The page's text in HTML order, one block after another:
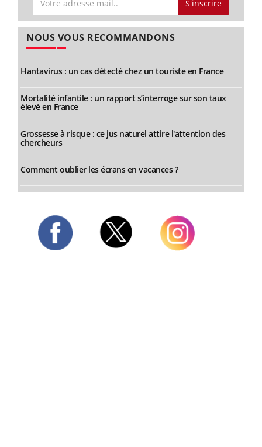
S'inscrire
NOUS VOUS RECOMMANDONS
Hantavirus : un cas détecté chez un touriste en France
Mortalité infantile : un rapport s’interroge sur son taux
élevé en France
Grossesse à risque : ce jus naturel attire l'attention des
chercheurs
Comment oublier les écrans en vacances ?